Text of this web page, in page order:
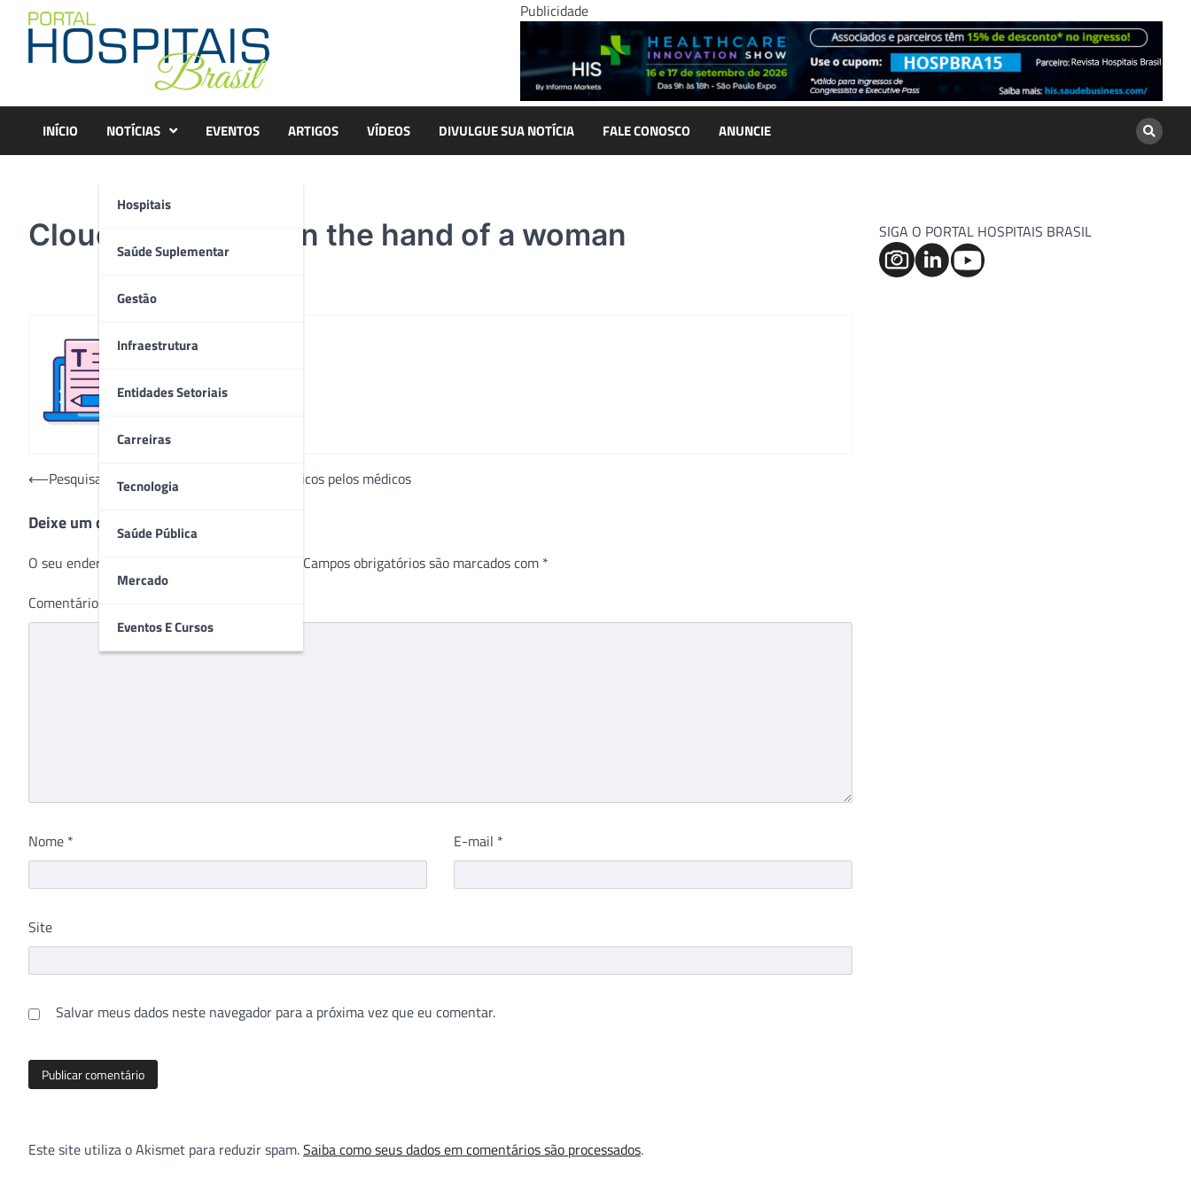
content
Publicidade
INÍCIO NOTÍCIAS
Hospitais
Saúde Suplementar
Gestão
Infraestrutura
Entidades Setoriais
Carreiras
Tecnologia
Saúde Pública
Mercado
Eventos E Cursos
EVENTOS ARTIGOS VÍDEOS DIVULGUE SUA NOTÍCIA FALE CONOSCO ANUNCIE
Cloud technology in the hand of a woman
Navegação
Post
⟵Pesquisa mapeia uso de recursos tecnológicos pelos médicos
Deixe um comentário
O seu endereço de e-mail não será publicado. Campos obrigatórios são marcados com *
Comentário
Nome * E-mail *
Site
Salvar meus dados neste navegador para a próxima vez que eu comentar.
Este site utiliza o Akismet para reduzir spam.Saiba como seus dados em comentários são processados.
SIGA O PORTAL HOSPITAIS BRASIL